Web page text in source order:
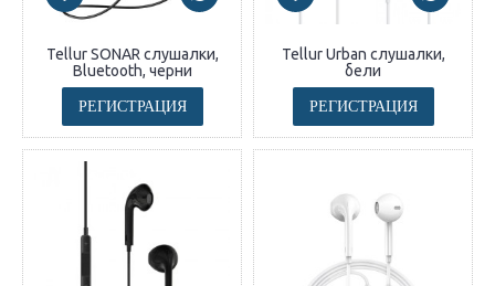
Tellur SONAR слушалки,
Bluetooth, черни
РЕГИСТРАЦИЯ
Tellur Urban слушалки,
бели
РЕГИСТРАЦИЯ